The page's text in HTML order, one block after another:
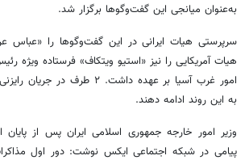
به‌عنوان میانجی این گفت‌وگوها برگزار شد.
سرپرستی هیات ایرانی در این گفت‌وگوها را «عباس
هیات آمریکایی را نیز «استیو ویتکاف» فرستاده ویژه
امور غرب آسیا بر عهده داشت. ۲
به این روند ادامه دهند.
وزیر امور خارجه جمهوری اسلامی ایران پس از
پیامی در شبکه اجتماعی ایکس نوشت: دور اول